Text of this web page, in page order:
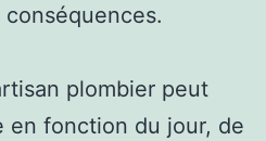
plombier peut
en fonction du jour, de